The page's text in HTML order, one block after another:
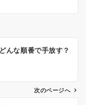
んな順番で手放す？
次のページへ